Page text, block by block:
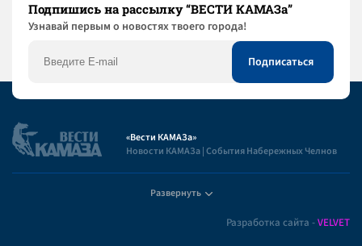
Подпишись на рассылку “ВЕСТИ КАМАЗа”
Узнaвай первым о новостях твоего города!
«Вести КАМАЗа»
Новости КАМАЗа | События Набережных Челнов
Развернуть
Разработка сайта -VELVET